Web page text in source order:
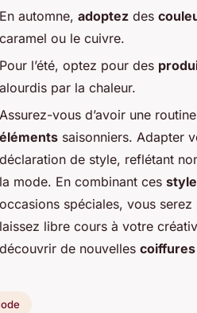
En automne, adoptez des
caramel ou le cuivre.
Pour l’été, optez pour des
alourdis par la chaleur.
Assurez-vous d’avoir une
éléments saisonniers. Adapter
déclaration de style, reflétant
la mode. En combinant ces
occasions spéciales, vous
laissez libre cours à votre
découvrir de nouvelles coiffures